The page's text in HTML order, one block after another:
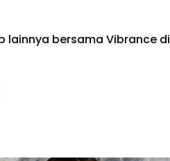
lainnya bersama Vibrance di